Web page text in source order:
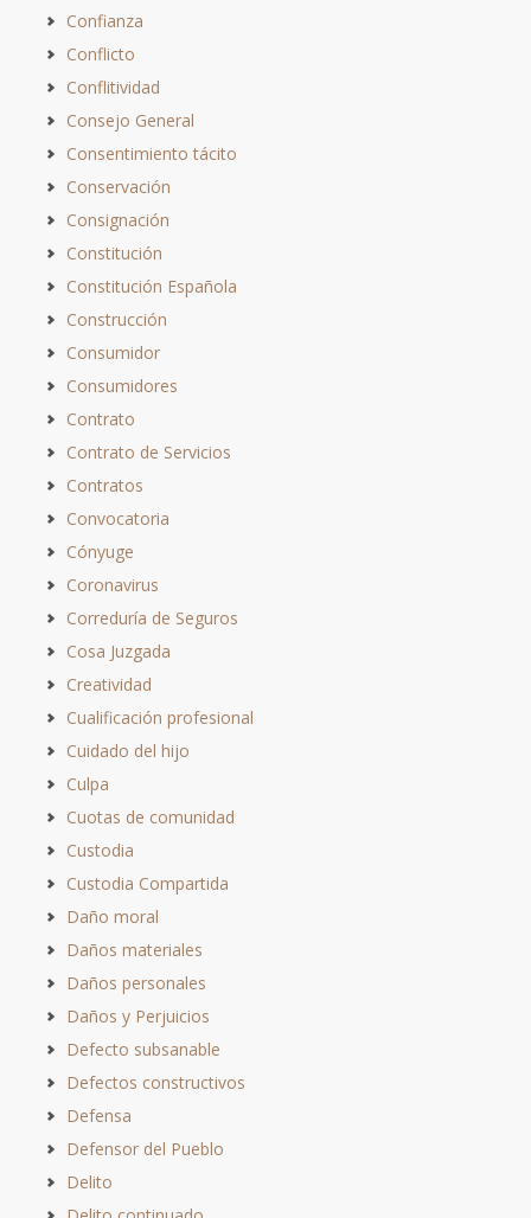
Confianza
Conflicto
Conflitividad
Consejo General
Consentimiento tácito
Conservación
Consignación
Constitución
Constitución Española
Construcción
Consumidor
Consumidores
Contrato
Contrato de Servicios
Contratos
Convocatoria
Cónyuge
Coronavirus
Correduría de Seguros
Cosa Juzgada
Creatividad
Cualificación profesional
Cuidado del hijo
Culpa
Cuotas de comunidad
Custodia
Custodia Compartida
Daño moral
Daños materiales
Daños personales
Daños y Perjuicios
Defecto subsanable
Defectos constructivos
Defensa
Defensor del Pueblo
Delito